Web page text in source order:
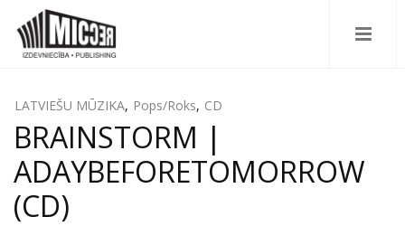
LATVIEŠU MŪZIKA, Pops/Roks, CD
BRAINSTORM |
ADAYBEFORETOMORROW
(CD)